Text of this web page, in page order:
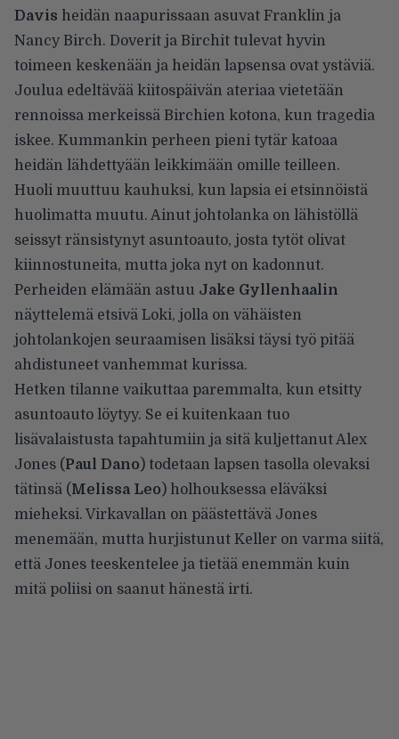
Davis heidän naapurissaan asuvat Franklin ja
Nancy Birch. Doverit ja Birchit tulevat hyvin
toimeen keskenään ja heidän lapsensa ovat ystäviä.
Joulua edeltävää kiitospäivän ateriaa vietetään
rennoissa merkeissä Birchien kotona, kun tragedia
iskee. Kummankin perheen pieni tytär katoaa
heidän lähdettyään leikkimään omille teilleen.
Huoli muuttuu kauhuksi, kun lapsia ei etsinnöistä
huolimatta muutu. Ainut johtolanka on lähistöllä
seissyt ränsistynyt asuntoauto, josta tytöt olivat
kiinnostuneita, mutta joka nyt on kadonnut.
Perheiden elämään astuu Jake Gyllenhaalin
näyttelemä etsivä Loki, jolla on vähäisten
johtolankojen seuraamisen lisäksi täysi työ pitää
ahdistuneet vanhemmat kurissa.
Hetken tilanne vaikuttaa paremmalta, kun etsitty
asuntoauto löytyy. Se ei kuitenkaan tuo
lisävalaistusta tapahtumiin ja sitä kuljettanut Alex
Jones (Paul Dano) todetaan lapsen tasolla olevaksi
tätinsä (Melissa Leo) holhouksessa eläväksi
mieheksi. Virkavallan on päästettävä Jones
menemään, mutta hurjistunut Keller on varma siitä,
että Jones teeskentelee ja tietää enemmän kuin
mitä poliisi on saanut hänestä irti.